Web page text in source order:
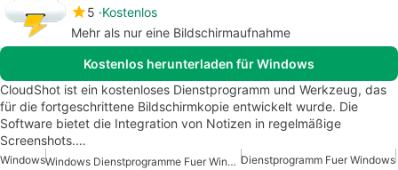
5 Kostenlos
Mehr als nur eine Bildschirmaufnahme
Kostenlos herunterladen für Windows
CloudShot ist ein kostenloses Dienstprogramm und Werkzeug, das
für die fortgeschrittene Bildschirmkopie entwickelt wurde. Die
Software bietet die Integration von Notizen in regelmäßige
Screenshots.…
Windows Windows Dienstprogramme Fuer Windows 10 Dienstprogramm Fuer Windows